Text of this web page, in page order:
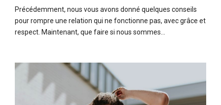
Précédemment, nous vous avons donné quelques conseils
pour rompre une relation qui ne fonctionne pas, avec grâce et
respect. Maintenant, que faire si nous sommes…